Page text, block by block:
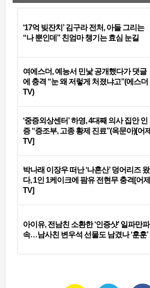
‘17억 빚잔치’ 김구라 전처, 아들 그리는
“나 뿐인데” 친엄마 챙기는 효심 눈길
여에스더, 예능서 민낯 공개했다가 댓글
에 충격 “눈 왜 저렇게 처졌냐고”(에스더
TV)
‘중증외상센터’ 하영, 4대째 의사 집안 인
증 “증조부, 고종 황제 진료”(옥문아)[어제
TV]
박나래 이장우 떠난 ‘나혼산’ 덩어리즈 왔
다, 1인 1케이크에 팜유 전현무 충격[어제
TV]
아이유, 전남친 소환한 ‘인증샷’ 일파만파
속…남사친 변우석 선물도 남겼나 ‘훈훈’